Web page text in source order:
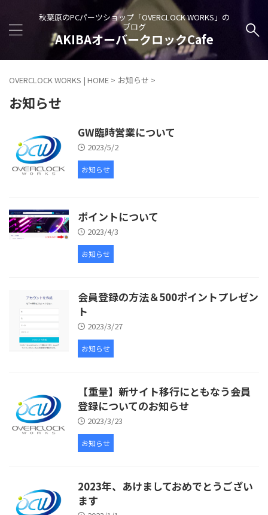
秋葉原のPCパーツショップ「OVERCLOCK WORKS」の
ブログ
AKIBAオーバークロックCafe
OVERCLOCK WORKS | HOME > お知らせ >
お知らせ
GW臨時営業について
2023/5/2
お知らせ
ポイントについて
2023/4/3
お知らせ
会員登録の方法＆500ポイントプレゼン
ト
2023/3/27
お知らせ
【重量】新サイト移行にともなう会員
登録についてのお知らせ
2023/3/23
お知らせ
2023年、あけましておめでとうござい
ます